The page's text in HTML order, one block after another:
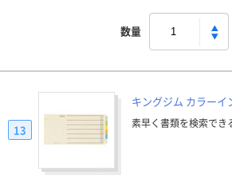
数量
キングジム カラーイ
素早く書類を検索でき
13